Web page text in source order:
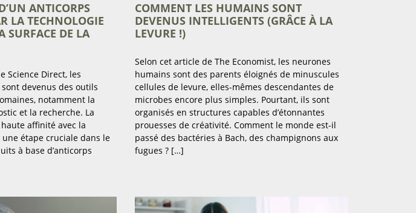
ANTICORPS
LA TECHNOLOGIE
SURFACE DE LA
Science Direct, les
devenus des outils
notamment la
et la recherche. La
affinité avec la
étape cruciale dans le
à base d’anticorps
COMMENT LES HUMAINS SONT
DEVENUS INTELLIGENTS (GRÂCE À LA
LEVURE !)
Selon cet article de The Economist, les neurones
humains sont des parents éloignés de minuscules
cellules de levure, elles-mêmes descendantes de
microbes encore plus simples. Pourtant, ils sont
organisés en structures capables d’étonnantes
prouesses de créativité. Comment le monde est-il
passé des bactéries à Bach, des champignons aux
fugues ? […]